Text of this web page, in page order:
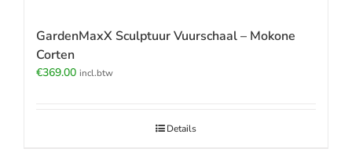
GardenMaxX Sculptuur Vuurschaal – Mokone
Corten
€369.00 incl.btw
Details